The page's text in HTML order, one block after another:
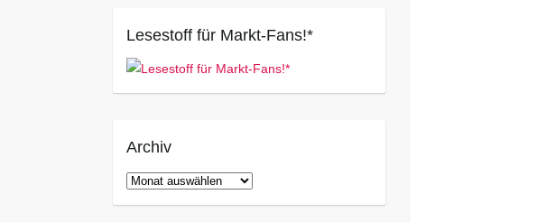
Lesestoff für Markt-Fans!*
Archiv
Archiv